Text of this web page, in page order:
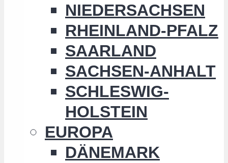
NIEDERSACHSEN
RHEINLAND-PFALZ
SAARLAND
SACHSEN-ANHALT
SCHLESWIG-
HOLSTEIN
EUROPA
DÄNEMARK